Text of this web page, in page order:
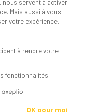
servent à activer
Mais aussi à vous
votre expérience.
à rendre votre
fonctionnalités.
OK pour moi